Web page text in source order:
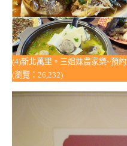
(4)新北萬里。三姐妹農家樂~預
(瀏覽：26,232)